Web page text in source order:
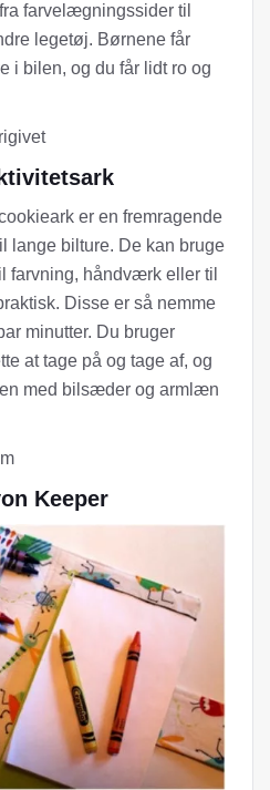
farvelægningssider til
legetøj. Børnene får
i bilen, og du får lidt ro og
er en fremragende
lange bilture. De kan bruge
farvning, håndværk eller til
Disse er så nemme
minutter. Du bruger
at tage på og tage af, og
med bilsæder og armlæn
Keeper